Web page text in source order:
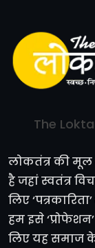
The
लोकतंत्र की मूल
है जहां स्वतंत्र
लिए
हम इसे
लिए यह समाज के